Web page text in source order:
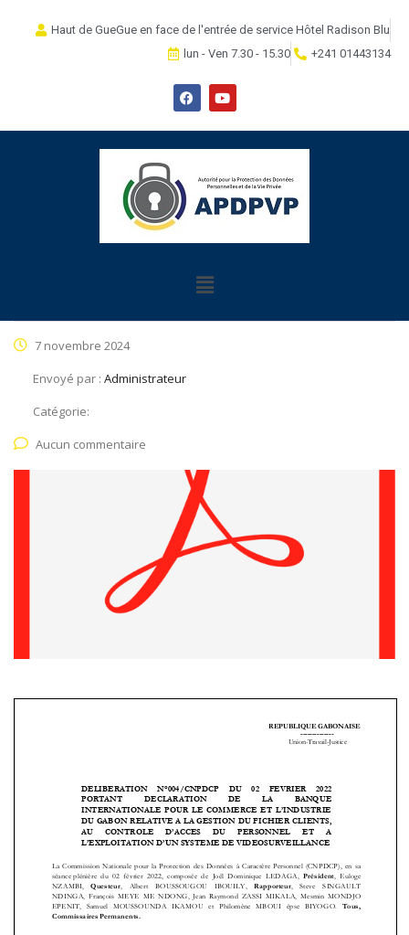
Haut de GueGue en face de l'entrée de service Hôtel Radison Blu
lun - Ven 7.30 - 15.30
+241 01443134
7 novembre 2024
Envoyé par : Administrateur
Catégorie:
Aucun commentaire